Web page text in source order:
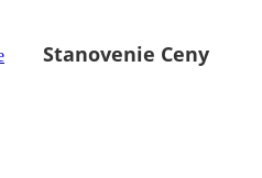
Stanovenie Ceny